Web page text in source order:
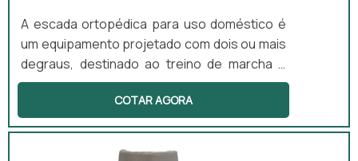
A escada ortopédica para uso doméstico é
um equipamento projetado com dois ou mais
degraus, destinado ao treino de marcha e
fortalecimento dos membros inferiores. Este
produto é essencial na fisioterapia motora,
favorecendo a reabilitação pós-operatória e
COTAR AGORA